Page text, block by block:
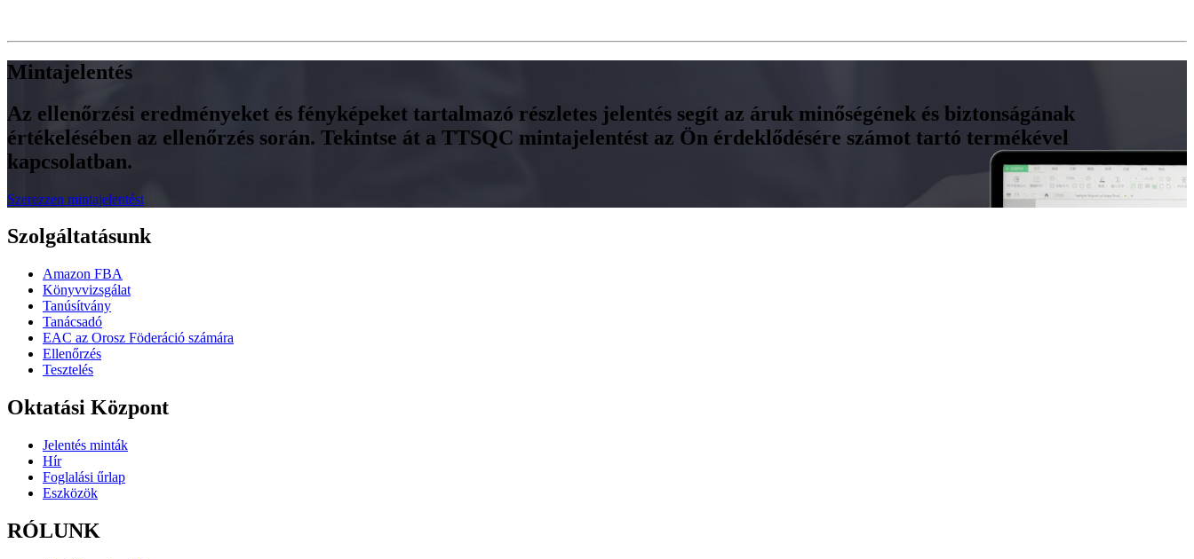
Mintajelentés
Az ellenőrzési eredményeket és fényképeket tartalmazó részletes jelentés segít az áruk minőségének és biztonságának
értékelésében az ellenőrzés során. Tekintse át a TTSQC mintajelentést az Ön érdeklődésére számot tartó termékével
kapcsolatban.
Szerezzen mintajelentést
Szolgáltatásunk
Amazon FBA
Könyvvizsgálat
Tanúsítvány
Tanácsadó
EAC az Orosz Föderáció számára
Ellenőrzés
Tesztelés
Oktatási Központ
Jelentés minták
Hír
Foglalási űrlap
Eszközök
RÓLUNK